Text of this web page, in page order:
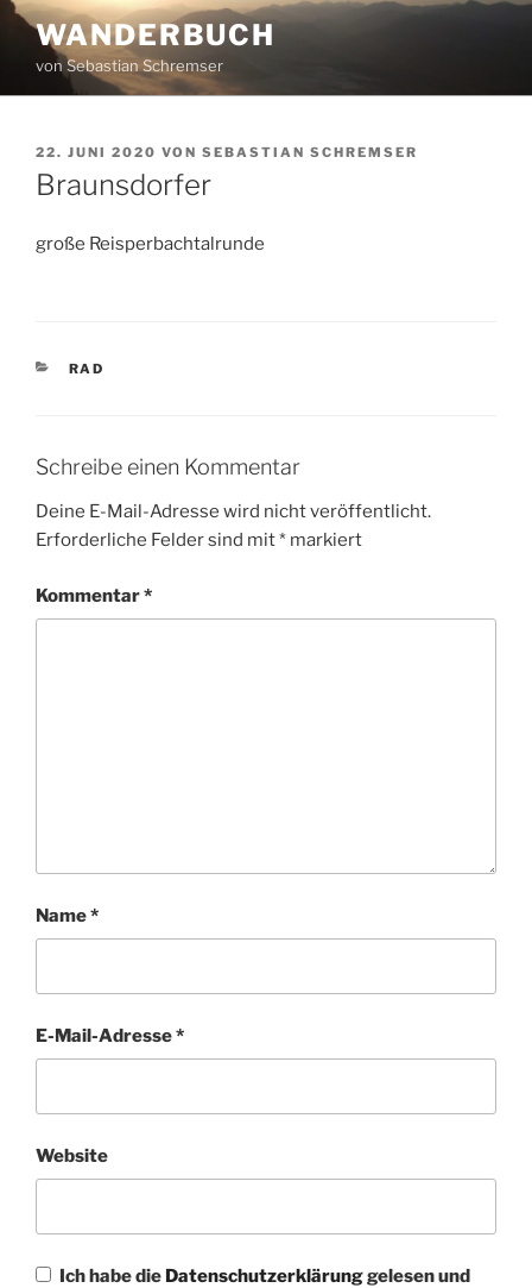
Zum
Inhalt
springen
WANDERBUCH
von Sebastian Schremser
VERÖFFENTLICHT
AM
22. JUNI 2020 VON SEBASTIAN SCHREMSER
Braunsdorfer
große Reisperbachtalrunde
KATEGORIEN
RAD
Schreibe einen Kommentar
Deine E-Mail-Adresse wird nicht veröffentlicht.
Erforderliche Felder sind mit* markiert
Kommentar*
Name*
E-Mail-Adresse*
Website
Ich habe die Datenschutzerklärunggelesen und